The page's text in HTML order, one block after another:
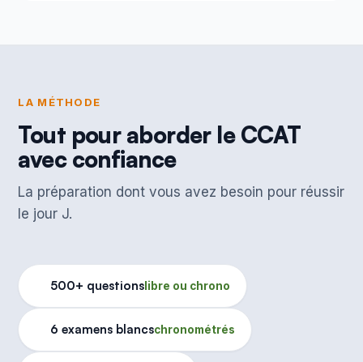
LA MÉTHODE
Tout pour aborder le CCAT
avec confiance
La préparation dont vous avez besoin pour réussir
le jour J.
500+ questionslibre ou chrono
6 examens blancschronométrés